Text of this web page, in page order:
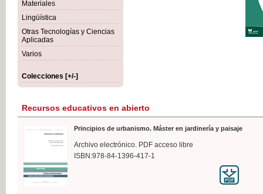
Materiales
Lingüística
Otras Tecnologías y Ciencias
Aplicadas
Varios
Colecciones [+/-]
Recursos educativos en abierto
Principios de urbanismo. Máster en jardinería y paisaje
Archivo electrónico. PDF acceso libre
ISBN:978-84-1396-417-1